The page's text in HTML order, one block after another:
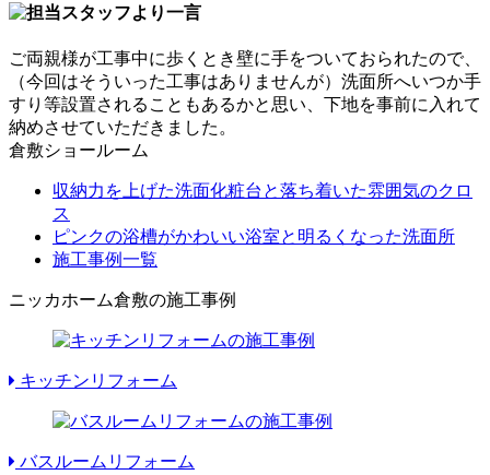
ご両親様が工事中に歩くとき壁に手をついておられたので、
（今回はそういった工事はありませんが）洗面所へいつか手
すり等設置されることもあるかと思い、下地を事前に入れて
納めさせていただきました。
倉敷ショールーム
収納力を上げた洗面化粧台と落ち着いた雰囲気のクロ
ス
ピンクの浴槽がかわいい浴室と明るくなった洗面所
施工事例一覧
ニッカホーム倉敷の施工事例
キッチンリフォーム
バスルームリフォーム